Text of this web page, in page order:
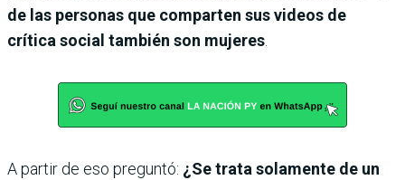
de las personas que comparten sus videos de
crítica social también son mujeres
A partir de eso preguntó: ¿Se trata solamente de un